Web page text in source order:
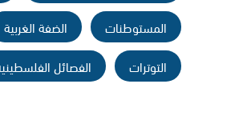
المستوطنات
الضفة الغربية
التوترات
الفصائل